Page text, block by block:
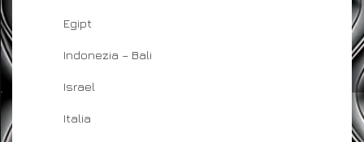
Egipt
Indonezia – Bali
Israel
Italia